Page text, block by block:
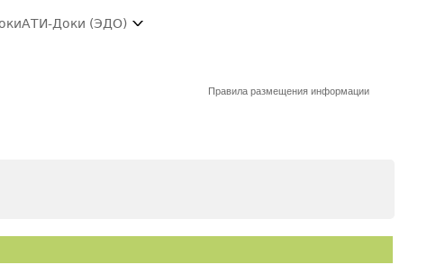
АТИ-Доки (ЭДО)
Правила размещения информации